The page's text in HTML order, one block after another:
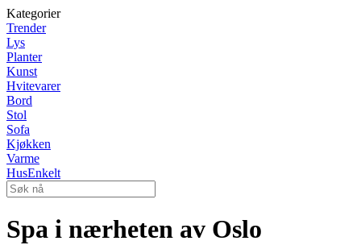
Kategorier
Trender
Lys
Planter
Kunst
Hvitevarer
Bord
Stol
Sofa
Kjøkken
Varme
HusEnkelt
Spa i nærheten av Oslo